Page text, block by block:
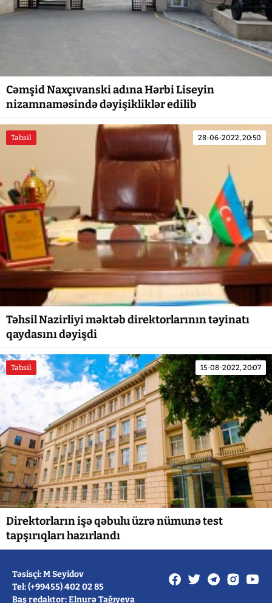
Cəmşid Naxçıvanski adına Hərbi Liseyin
nizamnaməsində dəyişikliklər edilib
Təhsil 28-06-2022, 20:50
Təhsil Nazirliyi məktəb direktorlarının təyinatı
qaydasını dəyişdi
Təhsil 15-08-2022, 20:07
Direktorların işə qəbulu üzrə nümunə test
tapşırıqları hazırlandı
Təsisçi: M Seyidov
Tel: (+99455) 402 02 85
Baş redaktor: Elnurə Tağıyeva